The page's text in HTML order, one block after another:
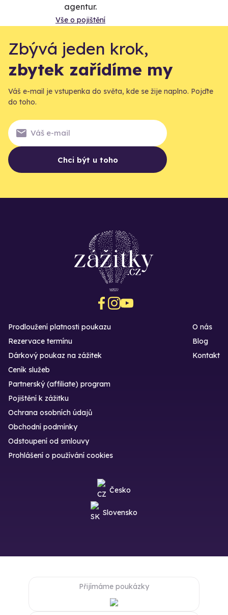
agentur.
Vše o pojištění
Zbývá jeden krok,
zbytek zařídíme my
Váš e-mail je vstupenka do světa, kde se žije naplno. Pojďte
do toho.
Chci být u toho
Prodloužení platnosti poukazu
Rezervace termínu
Dárkový poukaz na zážitek
O nás
Blog
Kontakt
Ceník služeb
Partnerský (affiliate) program
Pojištění k zážitku
Ochrana osobních údajů
Obchodní podmínky
Odstoupení od smlouvy
Prohlášení o používání cookies
Česko
Slovensko
Přijímáme poukázky